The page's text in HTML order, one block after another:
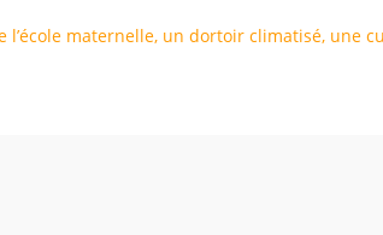
l’école maternelle, un dortoir climatisé, une